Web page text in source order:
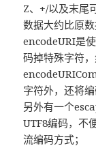
Z、+/以及末尾
数据大约比原数
encodeURI是
码掉特殊字符
字符外，还将
另外有一个
UTF8编码，不
流编码方式；